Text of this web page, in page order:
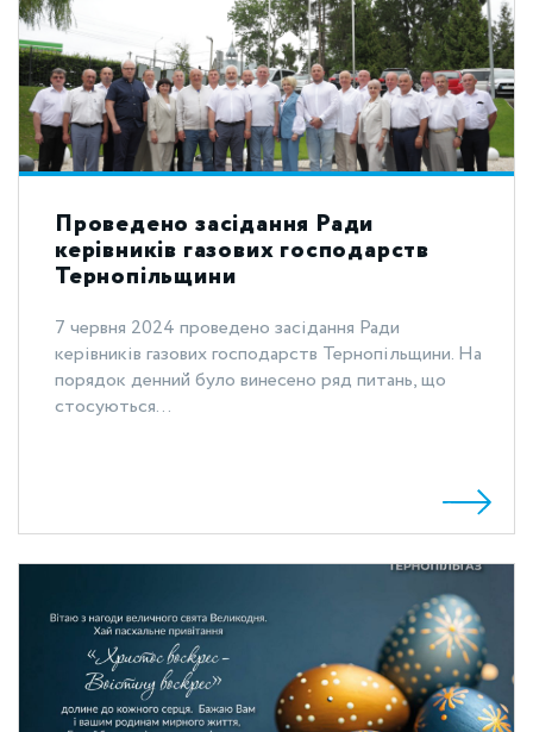
Проведено засідання Ради
керівників газових господарств
Тернопільщини
7 червня 2024 проведено засідання Ради
керівників газових господарств Тернопільщини. На
порядок денний було винесено ряд питань, що
стосуються...